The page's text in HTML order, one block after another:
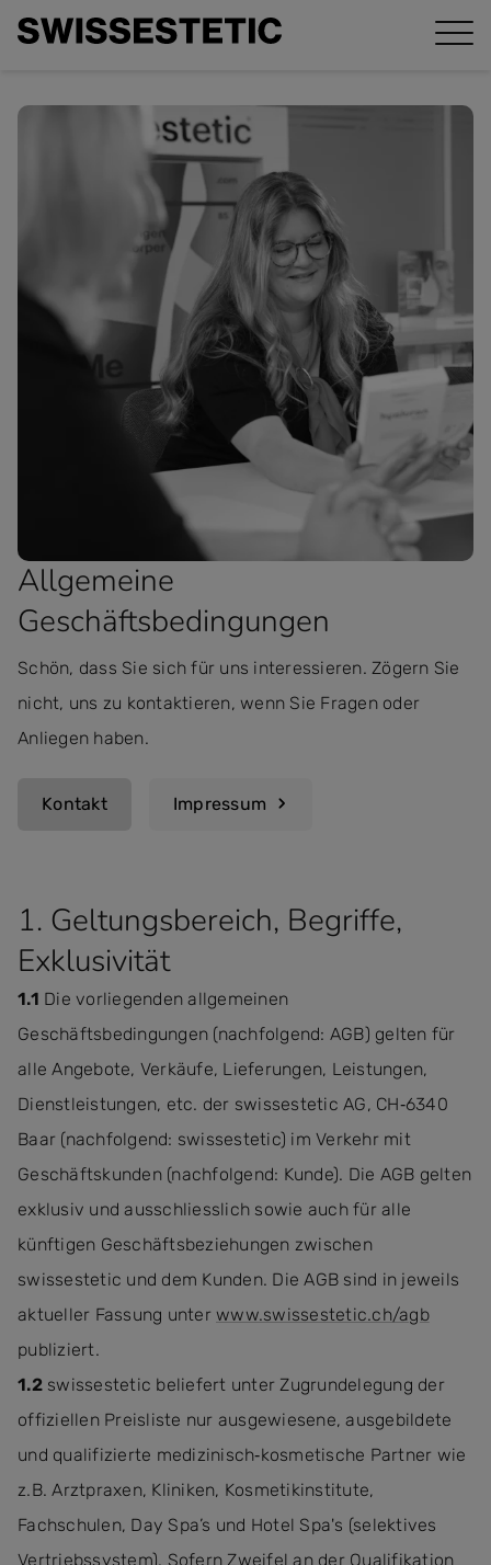
Allgemeine
Geschäftsbedingungen
Schön, dass Sie sich für uns interessieren. Zögern Sie
nicht, uns zu kontaktieren, wenn Sie Fragen oder
Anliegen haben.
Kontakt Impressum
1. Geltungsbereich, Begriffe,
Exklusivität
1.1 Die vorliegenden allgemeinen
Geschäftsbedingungen (nachfolgend: AGB) gelten für
alle Angebote, Verkäufe, Lieferungen, Leistungen,
Dienstleistungen, etc. der swissestetic AG, CH‐6340
Baar (nachfolgend: swissestetic) im Verkehr mit
Geschäftskunden (nachfolgend: Kunde). Die AGB gelten
exklusiv und ausschliesslich sowie auch für alle
künftigen Geschäftsbeziehungen zwischen
swissestetic und dem Kunden. Die AGB sind in jeweils
aktueller Fassung unter www.swissestetic.ch/agb
publiziert.
1.2swissestetic beliefert unter Zugrundelegung der
offiziellen Preisliste nur ausgewiesene, ausgebildete
und qualifizierte medizinisch‐kosmetische Partner wie
z.B. Arztpraxen, Kliniken, Kosmetikinstitute,
Fachschulen, Day Spa’s und Hotel Spa's (selektives
Vertriebssystem). Sofern Zweifel an der Qualifikation